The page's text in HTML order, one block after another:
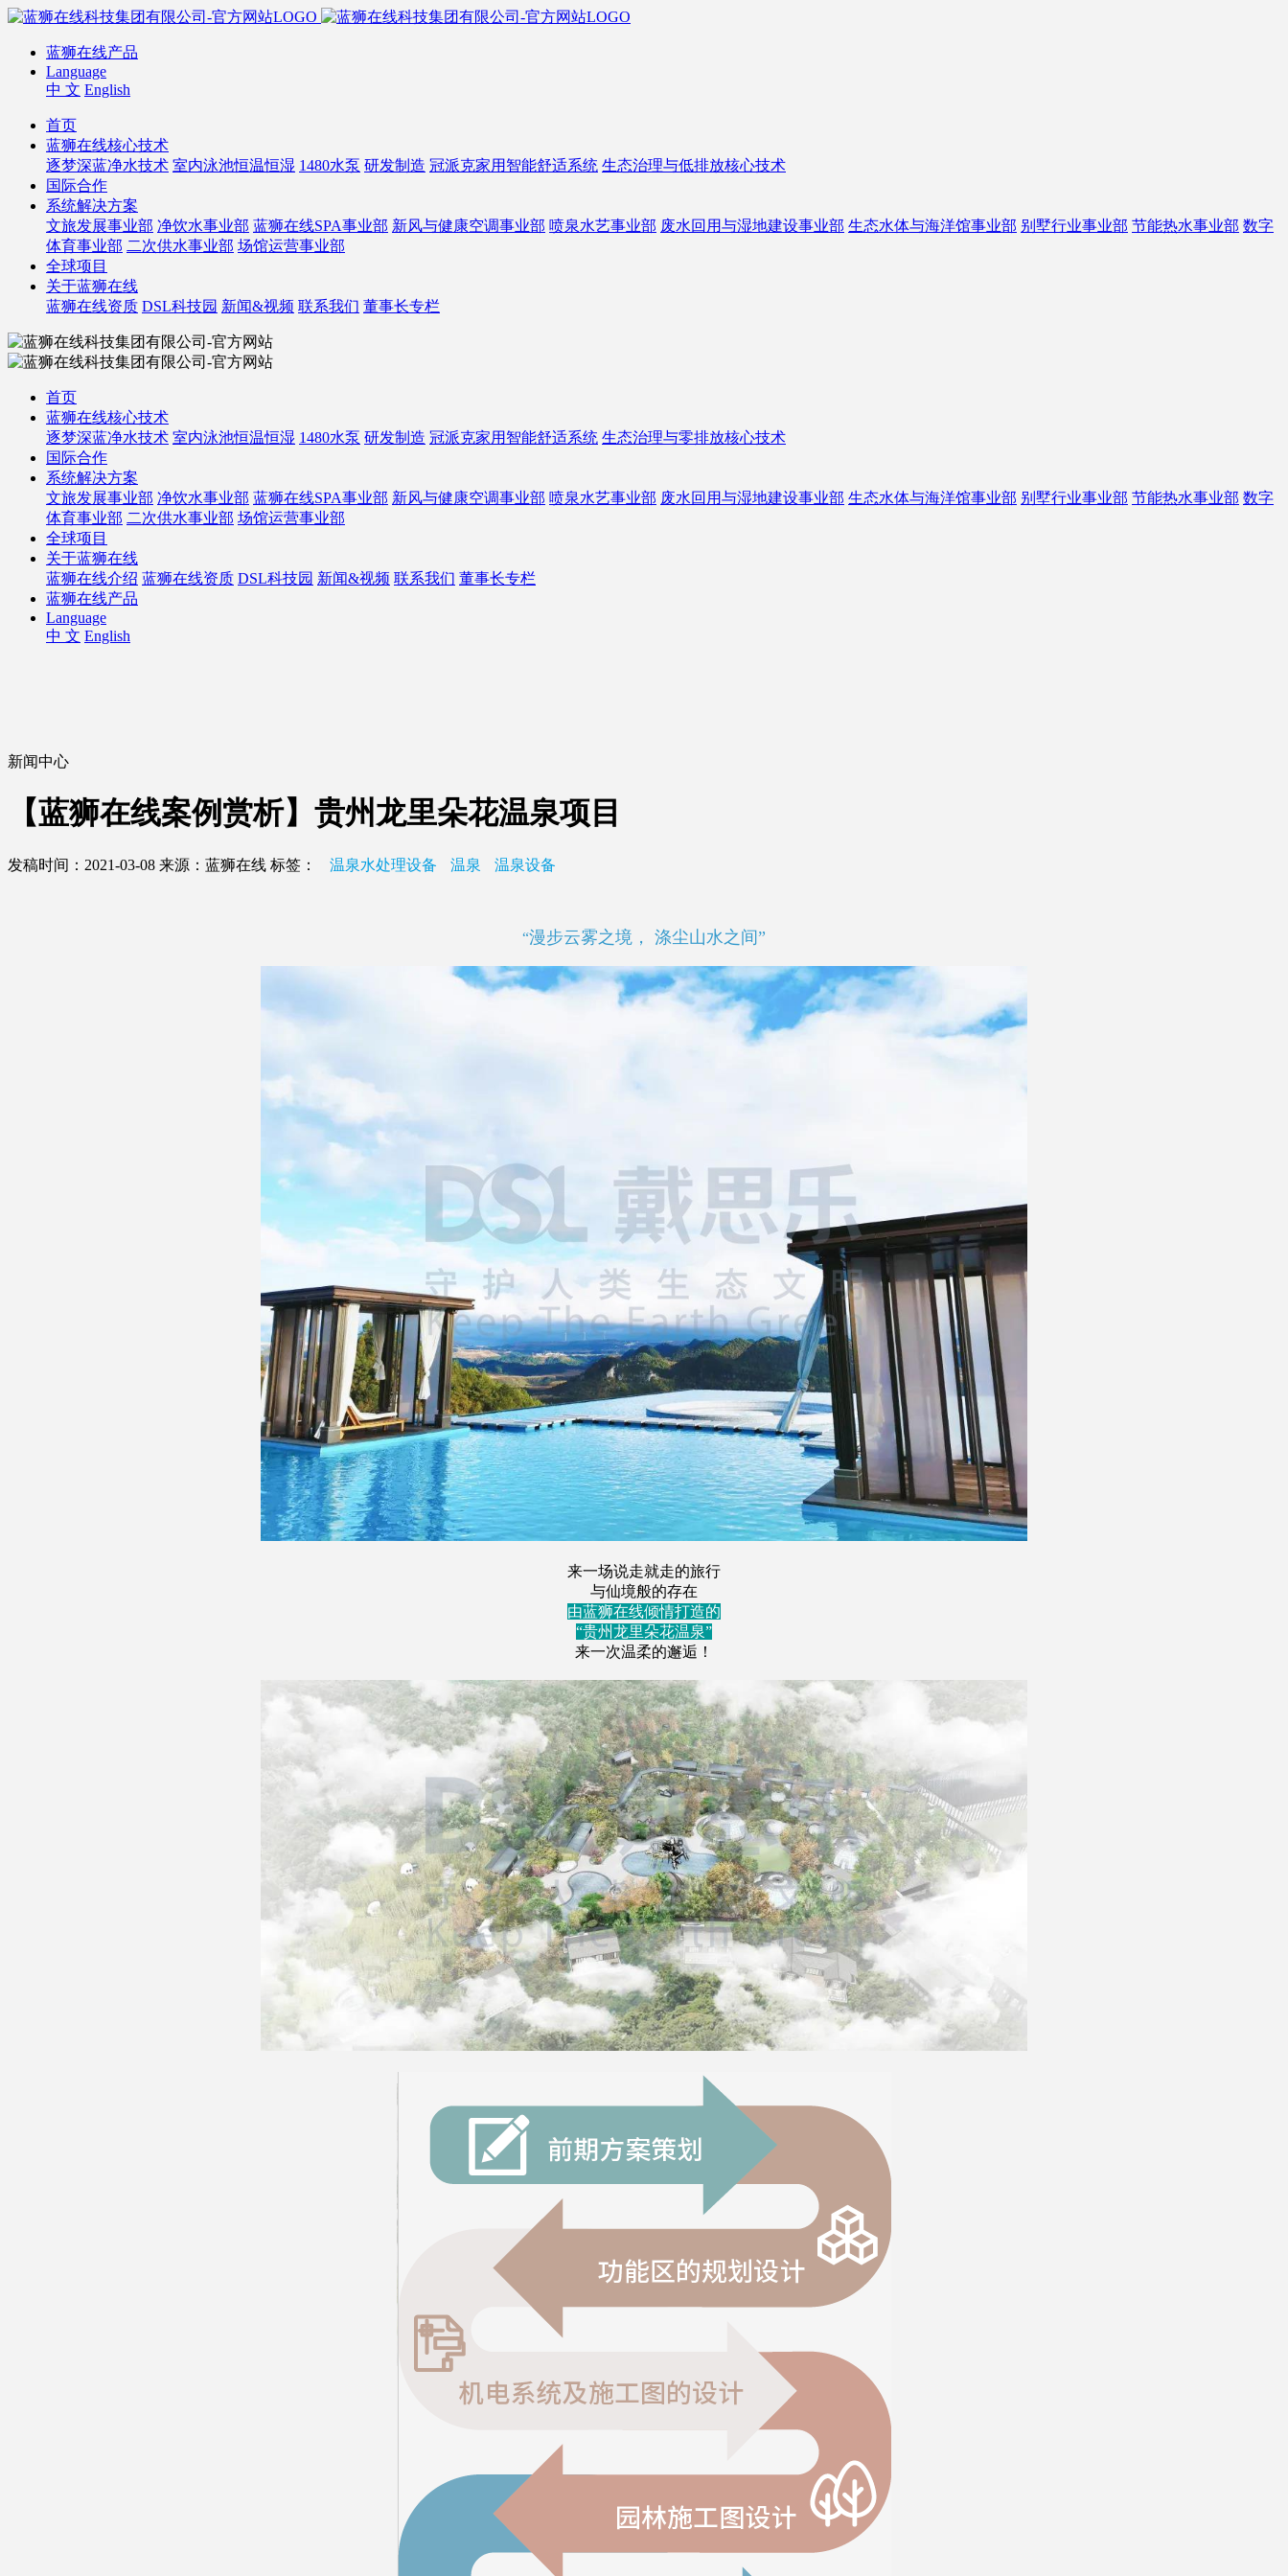
蓝狮在线产品
Language
中 文 English
首页
蓝狮在线核心技术
逐梦深蓝净水技术 室内泳池恒温恒湿 1480水泵 研发制造 冠派克家用智能舒适系统 生态治理与低排放核心技术
国际合作
系统解决方案
文旅发展事业部 净饮水事业部 蓝狮在线SPA事业部 新风与健康空调事业部 喷泉水艺事业部 废水回用与湿地建设事业部 生态水体与海洋馆事业部 别墅行业事业部 节能热水事业部 数字
体育事业部 二次供水事业部 场馆运营事业部
全球项目
关于蓝狮在线
蓝狮在线资质 DSL科技园 新闻&视频 联系我们 董事长专栏
首页
蓝狮在线核心技术
逐梦深蓝净水技术 室内泳池恒温恒湿 1480水泵 研发制造 冠派克家用智能舒适系统 生态治理与零排放核心技术
国际合作
系统解决方案
文旅发展事业部 净饮水事业部 蓝狮在线SPA事业部 新风与健康空调事业部 喷泉水艺事业部 废水回用与湿地建设事业部 生态水体与海洋馆事业部 别墅行业事业部 节能热水事业部 数字
体育事业部 二次供水事业部 场馆运营事业部
全球项目
关于蓝狮在线
蓝狮在线介绍 蓝狮在线资质 DSL科技园 新闻&视频 联系我们 董事长专栏
蓝狮在线产品
Language
中 文 English
新闻中心
【蓝狮在线案例赏析】贵州龙里朵花温泉项目
发稿时间：2021-03-08 来源：蓝狮在线 标签： 温泉水处理设备 温泉 温泉设备
“漫步云雾之境， 涤尘山水之间”
来一场说走就走的旅行
与仙境般的存在
由蓝狮在线倾情打造的
“贵州龙里朵花温泉”
来一次温柔的邂逅！